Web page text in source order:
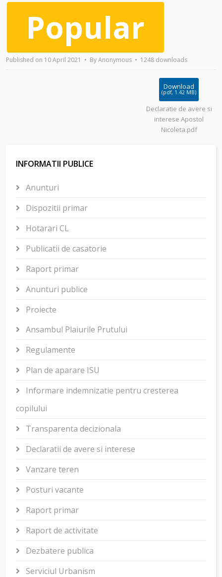
Popular
Published on 10 April 2021 ByAnonymous 1248 downloads
Download
(pdf, 1.42 MB)
Declaratie de avere si
interese Apostol
Nicoleta.pdf
INFORMATII PUBLICE
Anunturi
Dispozitii primar
Hotarari CL
Publicatii de casatorie
Raport primar
Anunturi publice
Proiecte
Ansambul Plaiurile Prutului
Regulamente
Plan de aparare ISU
Informare indemnizatie pentru cresterea
copilului
Transparenta decizionala
Declaratii de avere si interese
Vanzare teren
Posturi vacante
Raport primar
Raport de activitate
Dezbatere publica
Serviciul Urbanism